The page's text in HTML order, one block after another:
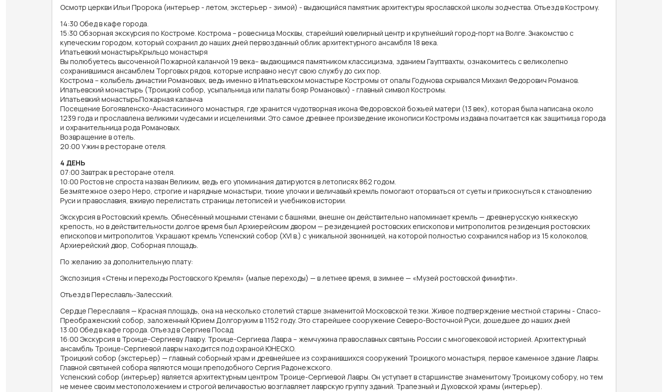
Осмотр церкви Ильи Пророка (интерьер - летом, экстерьер - зимой) - выдающийся памятник архитектуры ярославской школы зодчества. Отъезд в Кострому.
14:30 Обед в кафе города.
15:30 Обзорная экскурсия по Костроме. Кострома – ровесница Москвы, старейший ювелирный центр и крупнейший город-порт на Волге. Знакомство с
купеческим городом, который сохранил до наших дней первозданный облик архитектурного ансамбля 18 века.
Ипатьевкий монастырьКрыльцо монастыря
Вы полюбуетесь высоченной Пожарной каланчой 19 века– выдающимся памятником классицизма, зданием Гауптвахты, ознакомитесь с великолепно
сохранившимся ансамблем Торговых рядов, которые исправно несут свою службу до сих пор.
Кострома – колыбель династии Романовых, ведь именно в Ипатьевском монастыре Костромы от опалы Годунова скрывался Михаил Федорович Романов.
Ипатьевский монастырь (Троицкий собор, усыпальница или палаты бояр Романовых) - главный символ Костромы.
Ипатьевкий монастырьПожарная каланча
Посещение Богоявленско-Анастасииного монастыря, где хранится чудотворная икона Федоровской божьей матери (13 век), которая была написана около
1239 года и прославлена великими чудесами и исцелениями. Это самое древнее произведение иконописи Костромы издавна почитается как защитница города
и охранительница рода Романовых.
Возвращение в отель.
20:00 Ужин в ресторане отеля.
4 ДЕНЬ
07:00 Завтрак в ресторане отеля.
10:00 Ростов не спроста назван Великим, ведь его упоминания датируются в летописях 862 годом.
Безмятежное озеро Неро, строгие и нарядные монастыри, тихие улочки и величавый кремль помогают оторваться от суеты и прикоснуться к становлению
Руси и православия, вживую перелистать страницы летописей и учебников истории.
Экскурсия в Ростовский кремль. Обнесённый мощными стенами с башнями, внешне он действительно напоминает кремль — древнерусскую княжескую
крепость, но в действительности долгое время был Архиерейским двором — резиденцией ростовских епископов и митрополитов. резиденция ростовских
епископов и митрополитов. Украшают кремль Успенский собор (XVI в.) с уникальной звонницей, на которой полностью сохранился набор из 15 колоколов,
Архиерейский двор, Соборная площадь.
По желанию за дополнительную плату:
Экспозиция «Стены и переходы Ростовского Кремля» (малые переходы) — в летнее время, в зимнее — «Музей ростовской финифти».
Отъезд в Переславль-Залесский.
Сердце Переславля — Красная площадь, она на несколько столетий старше знаменитой Московской тезки. Живое подтверждение местной старины - Спасо-
Преображенский собор, заложенный Юрием Долгоруким в 1152 году. Это старейшее сооружение Северо-Восточной Руси, дошедшее до наших дней
13:00 Обед в кафе города. Отъезд в Сергиев Посад.
16:00 Экскурсия в Троице-Сергиеву Лавру. Троице-Сергиева Лавра – жемчужина православных святынь России с многовековой историей. Архитектурный
ансамбль Троице-Сергиевой лавры находится под охраной ЮНЕСКО.
Троицкий собор (экстерьер) — главный соборный храм и древнейшее из сохранившихся сооружений Троицкого монастыря, первое каменное здание Лавры.
Главной святыней собора являются мощи преподобного Сергия Радонежского.
Успенский собор (интерьер) является архитектурным центром Троице-Сергиевой Лавры. Он уступает в старшинстве знаменитому Троицкому собору, но тем
не менее своим местоположением и строгой величавостью возглавляет лаврскую группу зданий. Трапезный и Духовской храмы (интерьер).